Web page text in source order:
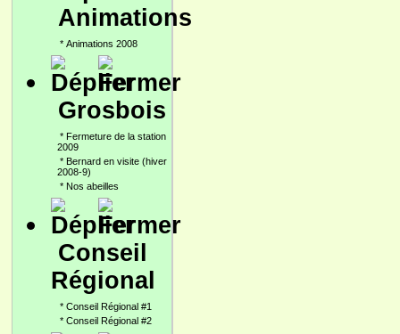
Animations
* Animations 2008
Grosbois
* Fermeture de la station
2009
* Bernard en visite (hiver
2008-9)
* Nos abeilles
Conseil
Régional
* Conseil Régional #1
* Conseil Régional #2